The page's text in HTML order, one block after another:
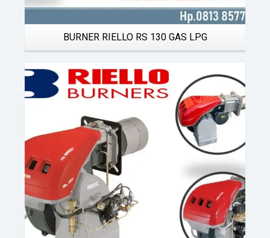
BURNER RIELLO RS 130 GAS LPG
Details